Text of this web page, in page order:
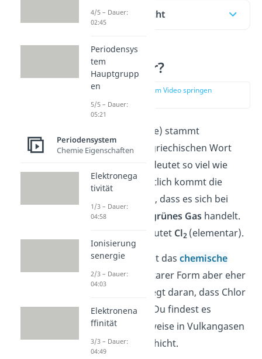
Inhaltsübersicht
Was ist Chlor?
zur Stelle im Video springen
Chlor (engl. chlorine) stammt
ursprünglich vom griechischen Wort
chlorós ab. Das bedeutet so viel wie
„gelbgrün“. Vermutlich kommt die
Bezeichnung daher, dass es sich bei
Chlor um ein
gelb-grünes Gashandelt.
Die Chlor-Formel lautet Cl2 (elementar).
Auf der Erde kommt das chemische
Elementin elementarer Form aber eher
seltener vor. Das liegt daran, dass Chlor
extremreaktivist. Du findest es
dennoch beispielsweise in Vulkangasen
oder in der Ozonschicht.
4/5 – Dauer:
02:45
Periodensys
tem
Hauptgrupp
en
5/5 – Dauer:
05:21
Periodensystem
Chemie Eigenschaften
Elektronega
tivität
1/3 – Dauer:
04:58
Ionisierung
senergie
2/3 – Dauer:
04:03
Elektronena
ffinität
3/3 – Dauer:
04:49